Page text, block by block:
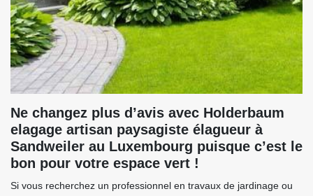
Ne changez plus d’avis avec Holderbaum
elagage artisan paysagiste élagueur à
Sandweiler au Luxembourg puisque c’est le
bon pour votre espace vert !
Si vous recherchez un professionnel en travaux de jardinage ou